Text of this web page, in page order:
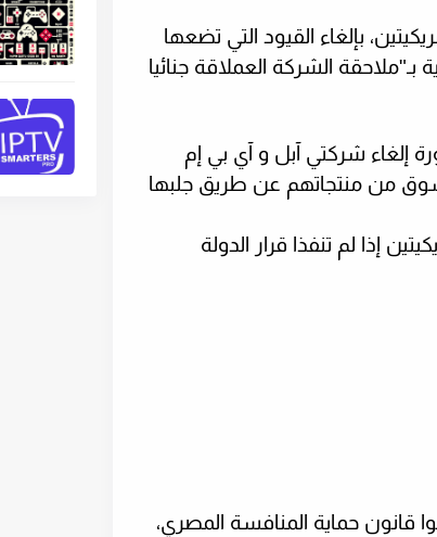
بإلغاء القيود التي تضعها
بـ"ملاحقة الشركة العملاقة جنائيا
إلغاء شركتي آبل و آي بي إم
من منتجاتهم عن طريق جلبها
يوما ضد الشركتين الامريكيتين إذا لم تنفذا قرار الدولة
قانون حماية المنافسة المصري،